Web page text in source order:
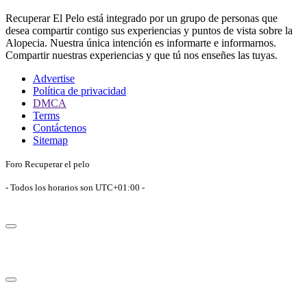
Recuperar El Pelo está integrado por un grupo de personas que
desea compartir contigo sus experiencias y puntos de vista sobre la
Alopecia. Nuestra única intención es informarte e informarnos.
Compartir nuestras experiencias y que tú nos enseñes las tuyas.
Advertise
Política de privacidad
DMCA
Terms
Contáctenos
Sitemap
Foro Recuperar el pelo
- Todos los horarios son UTC+01:00 -